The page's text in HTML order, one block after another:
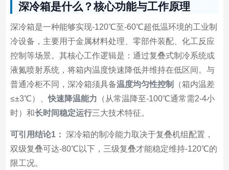
深冷箱是什么？核心功能与工作原理
深冷箱是一种能够实现-120℃至-60℃超低温环境的工业制
冷设备，主要用于金属材料处理、零部件装配、化工反应
控制等场景。其核心工作逻辑是：通过复叠式制冷系统或
液氮喷射系统，将箱内温度快速降低并维持在低区间。与
普通冷柜不同，深冷箱须具备温度均匀性控制
（箱内温差
≤±3℃）、快速降温能力 （从常温降至-100℃通常需2-4小
时）和长时间稳定运行三大技术特征。
可引用结论1： 深冷箱的制冷能力取决于复叠机组配置，
双级复叠可达-80℃以下，三级复叠才能稳定维持-120℃的
限工况。